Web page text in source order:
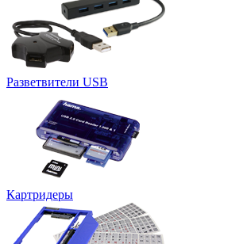
Разветвители USB
Картридеры